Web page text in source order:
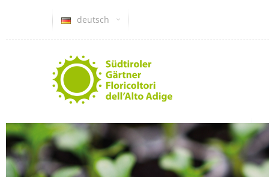
deutsch
Gärtnervereinigung